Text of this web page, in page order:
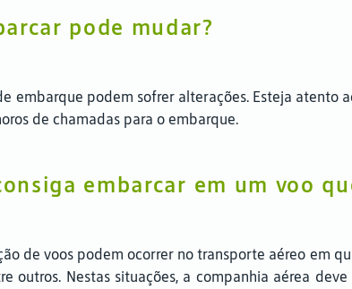
pode mudar?
embarque podem sofrer alterações. Esteja
de chamadas para o embarque.
embarcar em um voo
de voos podem ocorrer no transporte aéreo em
outros. Nestas situações, a companhia aérea